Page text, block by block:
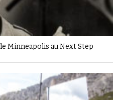
Minneapolis au Next Step